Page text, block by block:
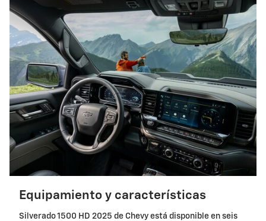
Equipamiento y características
Silverado 1500 HD 2025 de Chevy está disponible en seis